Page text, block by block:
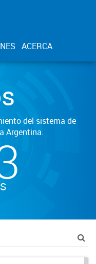
ACERCA
del sistema de
Argentina.